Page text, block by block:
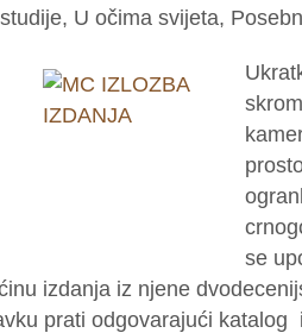
U očima svijeta,
se
izdanja iz njene
prati odgovarajući katalog